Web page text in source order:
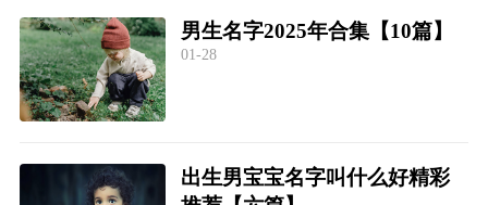
男生名字2025年合集【10篇】
01-28
出生男宝宝名字叫什么好精彩